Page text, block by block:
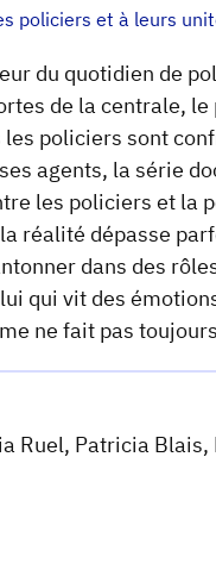
policiers et à leurs
du quotidien de
de la centrale,
policiers sont
agents, la série
les policiers et la
réalité dépasse
dans des
qui vit des
ne fait pas
Ruel, Patricia